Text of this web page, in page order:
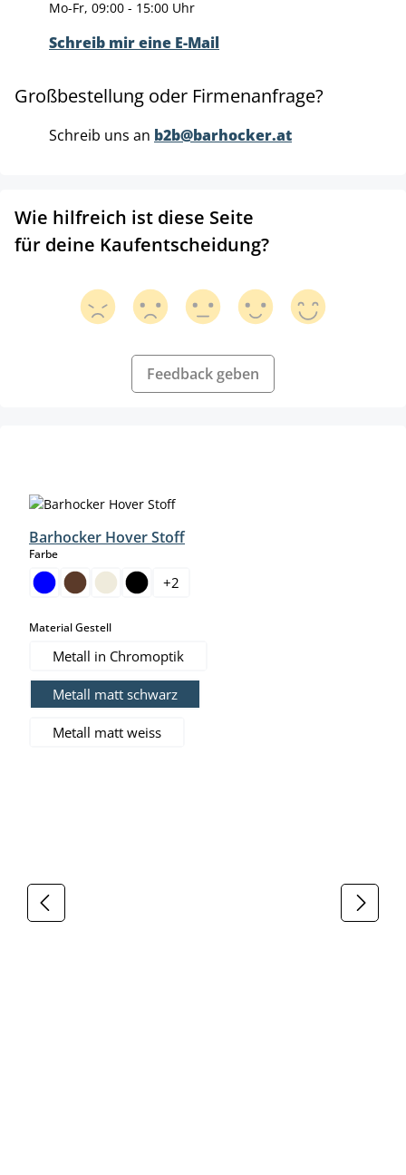
Mo-Fr, 09:00 - 15:00 Uhr
Schreib mir eine E-Mail
Großbestellung oder Firmenanfrage?
Schreib uns an b2b@barhocker.at
Wie hilfreich ist diese Seite
für deine Kaufentscheidung?
Feedback geben
Barhocker Hover Stoff
Farbeauswählen
+2
Material Gestellauswählen
Metall in Chromoptik
Metall matt schwarz
Metall matt weiss